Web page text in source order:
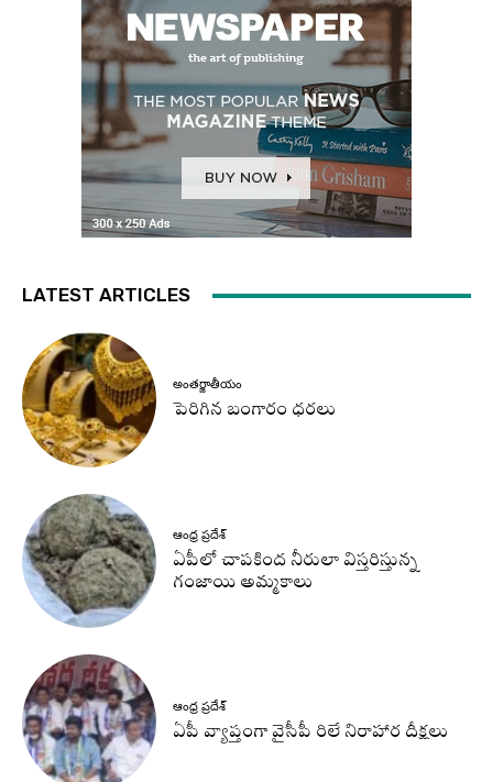
LATEST ARTICLES
అంతర్జాతీయం
పెరిగిన బంగారం ధరలు
ఆంధ్ర ప్రదేశ్
ఏపీలో చాపకింద నీరులా విస్తరిస్తున్న
గంజాయి అమ్మకాలు
ఆంధ్ర ప్రదేశ్
ఏపీ వ్యాప్తంగా వైసీపీ రిలే నిరాహార దీక్షలు